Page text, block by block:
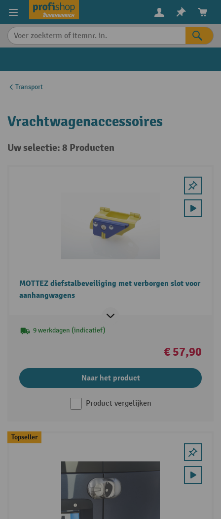
content
Transport
Vrachtwagenaccessoires
Uw selectie: 8 Producten
MOTTEZ diefstalbeveiliging met verborgen slot voor
aanhangwagens
9 werkdagen (indicatief)
€ 57,90
Naar het product
Product vergelijken
Topseller